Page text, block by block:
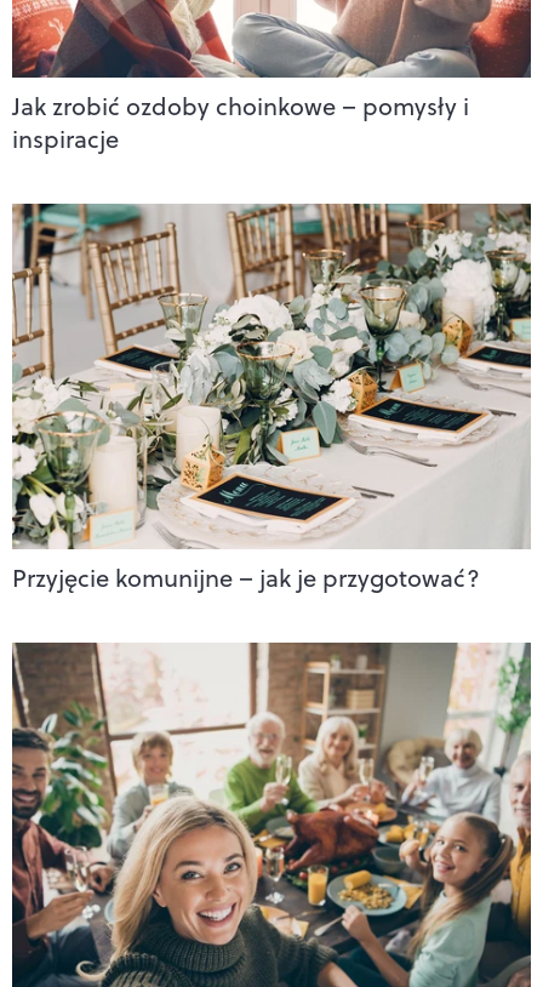
Jak zrobić ozdoby choinkowe – pomysły i
inspiracje
Przyjęcie komunijne – jak je przygotować?